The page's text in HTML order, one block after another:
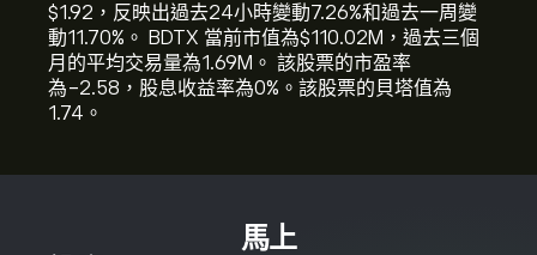
馬上
$‎1.92，反映出過去24小時變動‎7.26‎%和過去一周變
動‎11.70‎%。 BDTX 當前市值為‎$‎110.02M，過去三個
月的平均交易量為1.69M。 該股票的市盈率
為-2.58，股息收益率為0%。該股票的貝塔值為
1.74。